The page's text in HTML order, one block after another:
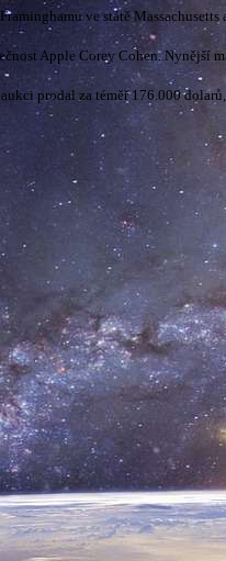
ve státě
Apple Corey Cohen. Nynější
prodal za téměř 176.000